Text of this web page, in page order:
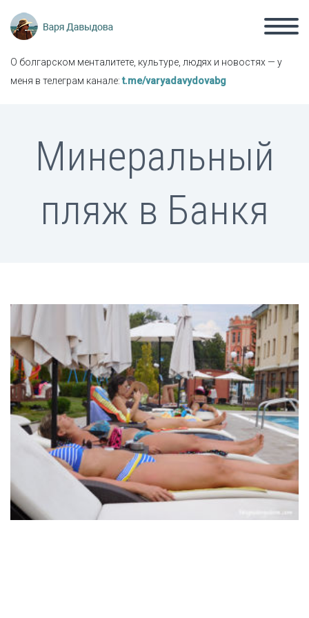
О болгарском менталитете, культуре, людях и новостях — у
меня в телеграм канале:t.me/varyadavydovabg
Минеральный
пляж в Банкя